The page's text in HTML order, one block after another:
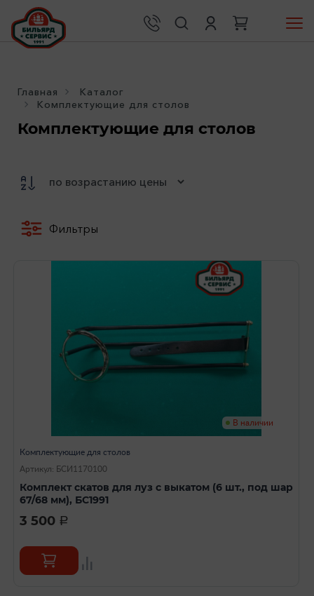
Главная
Каталог
Комплектующие для столов
Комплектующие для столов
Фильтры
В наличии
Комплектующие для столов
Артикул: БСИ1170100
Комплект скатов для луз с выкатом (6 шт., под шар
67/68 мм), БС1991
3 500 a